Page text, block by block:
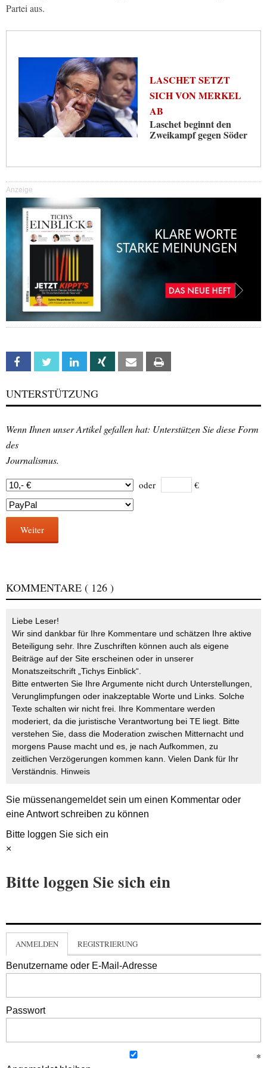
Partei aus.
LASCHET SETZT
SICH VON MERKEL
AB
Laschet beginnt den
Zweikampf gegen Söder
Anzeige
Facebook Twitter Linkedin Xing Email
UNTERSTÜTZUNG
Wenn Ihnen unser Artikel gefallen hat: Unterstützen Sie diese Form
des
Journalismus.
oder €
Weiter
KOMMENTARE ( 126 )
Liebe Leser!
Wir sind dankbar für Ihre Kommentare und schätzen Ihre aktive
Beteiligung sehr. Ihre Zuschriften können auch als eigene
Beiträge auf der Site erscheinen oder in unserer
Monatszeitschrift „Tichys Einblick“.
Bitte entwerten Sie Ihre Argumente nicht durch Unterstellungen,
Verunglimpfungen oder inakzeptable Worte und Links. Solche
Texte schalten wir nicht frei. Ihre Kommentare werden
moderiert, da die juristische Verantwortung bei TE liegt. Bitte
verstehen Sie, dass die Moderation zwischen Mitternacht und
morgens Pause macht und es, je nach Aufkommen, zu
zeitlichen Verzögerungen kommen kann. Vielen Dank für Ihr
Verständnis. Hinweis
Sie müssenangemeldetsein um einen Kommentar oder
eine Antwort schreiben zu können
Bitte loggen Sie sich ein
×
Bitte loggen Sie sich ein
ANMELDEN REGISTRIERUNG
Benutzername oder E-Mail-Adresse
Passwort